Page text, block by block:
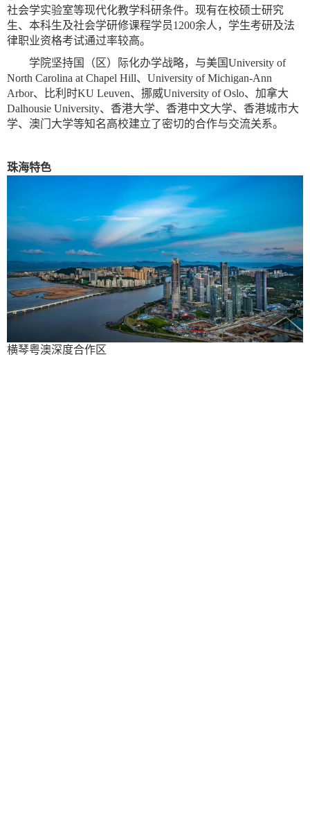
社会学实验室等现代化教学科研条件。现有在校硕士研究
生、本科生及社会学研修课程学员1200余人，学生考研及法
律职业资格考试通过率较高。
学院坚持国（区）际化办学战略，与美国University of
North Carolina at Chapel Hill、 University of Michigan-Ann
Arbor、比利时KU Leuven、挪威University of Oslo、加拿大
Dalhousie University、 香港大学、香港中文大学、香港城市大
学、澳门大学等知名高校建立了密切的合作与交流关系。
珠海特色
横琴粤澳深度合作区